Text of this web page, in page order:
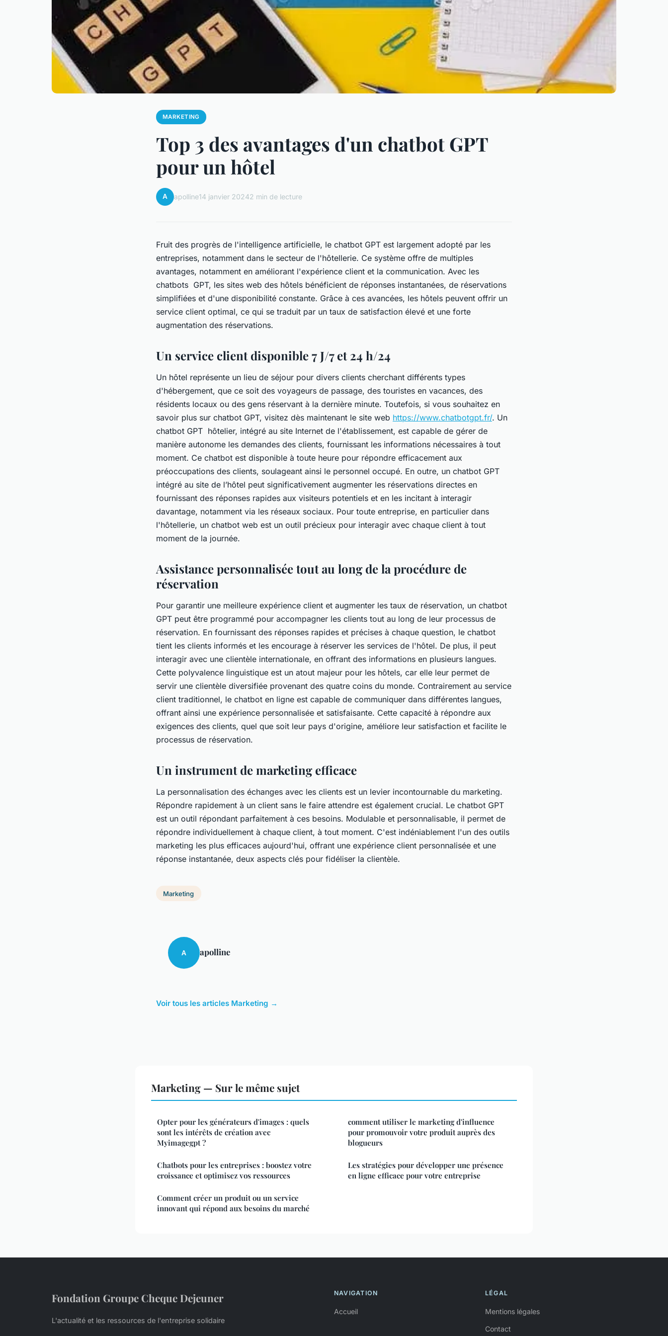
MARKETING
Top 3 des avantages d'un chatbot GPT
pour un hôtel
A apolline14 janvier 20242 min de lecture
Fruit des progrès de l'intelligence artificielle, le chatbot GPT est largement adopté par les
entreprises, notamment dans le secteur de l'hôtellerie. Ce système offre de multiples
avantages, notamment en améliorant l'expérience client et la communication. Avec les
chatbots GPT, les sites web des hôtels bénéficient de réponses instantanées, de réservations
simplifiées et d'une disponibilité constante. Grâce à ces avancées, les hôtels peuvent offrir un
service client optimal, ce qui se traduit par un taux de satisfaction élevé et une forte
augmentation des réservations.
Un service client disponible 7 J/7 et 24 h/24
Un hôtel représente un lieu de séjour pour divers clients cherchant différents types
d'hébergement, que ce soit des voyageurs de passage, des touristes en vacances, des
résidents locaux ou des gens réservant à la dernière minute. Toutefois, si vous souhaitez en
savoir plus sur chatbot GPT, visitez dès maintenant le site web https://www.chatbotgpt.fr/. Un
chatbot GPT hôtelier, intégré au site Internet de l'établissement, est capable de gérer de
manière autonome les demandes des clients, fournissant les informations nécessaires à tout
moment. Ce chatbot est disponible à toute heure pour répondre efficacement aux
préoccupations des clients, soulageant ainsi le personnel occupé. En outre, un chatbot GPT
intégré au site de l’hôtel peut significativement augmenter les réservations directes en
fournissant des réponses rapides aux visiteurs potentiels et en les incitant à interagir
davantage, notamment via les réseaux sociaux. Pour toute entreprise, en particulier dans
l'hôtellerie, un chatbot web est un outil précieux pour interagir avec chaque client à tout
moment de la journée.
Assistance personnalisée tout au long de la procédure de
réservation
Pour garantir une meilleure expérience client et augmenter les taux de réservation, un chatbot
GPT peut être programmé pour accompagner les clients tout au long de leur processus de
réservation. En fournissant des réponses rapides et précises à chaque question, le chatbot
tient les clients informés et les encourage à réserver les services de l'hôtel. De plus, il peut
interagir avec une clientèle internationale, en offrant des informations en plusieurs langues.
Cette polyvalence linguistique est un atout majeur pour les hôtels, car elle leur permet de
servir une clientèle diversifiée provenant des quatre coins du monde. Contrairement au service
client traditionnel, le chatbot en ligne est capable de communiquer dans différentes langues,
offrant ainsi une expérience personnalisée et satisfaisante. Cette capacité à répondre aux
exigences des clients, quel que soit leur pays d'origine, améliore leur satisfaction et facilite le
processus de réservation.
Un instrument de marketing efficace
La personnalisation des échanges avec les clients est un levier incontournable du marketing.
Répondre rapidement à un client sans le faire attendre est également crucial. Le chatbot GPT
est un outil répondant parfaitement à ces besoins. Modulable et personnalisable, il permet de
répondre individuellement à chaque client, à tout moment. C'est indéniablement l'un des outils
marketing les plus efficaces aujourd'hui, offrant une expérience client personnalisée et une
réponse instantanée, deux aspects clés pour fidéliser la clientèle.
Marketing
A apolline
Voir tous les articles Marketing →
Marketing — Sur le même sujet
Opter pour les générateurs d'images : quels
sont les intérêts de création avec
Myimagegpt ?
Chatbots pour les entreprises : boostez votre
croissance et optimisez vos ressources
Comment créer un produit ou un service
innovant qui répond aux besoins du marché
comment utiliser le marketing d'influence
pour promouvoir votre produit auprès des
blogueurs
Les stratégies pour développer une présence
en ligne efficace pour votre entreprise
Fondation Groupe Cheque Dejeuner
L'actualité et les ressources de l'entreprise solidaire
NAVIGATION
Accueil
LÉGAL
Mentions légales
Contact